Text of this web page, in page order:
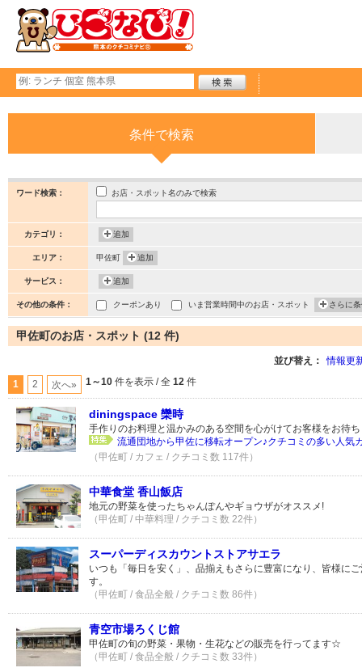
条件で検索
ワード検索： お店・スポット名のみで検索
カテゴリ： 追加
エリア： 甲佐町 追加
サービス： 追加
その他の条件： クーポンあり いま営業時間中のお店・スポット さらに
甲佐町のお店・スポット (12 件)
並び替え： 情報更
1 2 次へ» 1～10 件を表示 / 全 12 件
diningspace 欒時
手作りのお料理と温かみのある空間を心がけてお客様をお待
流通団地から甲佐に移転オープン♪クチコミの多い人気
（甲佐町 / カフェ / クチコミ数 117件）
中華食堂 香山飯店
地元の野菜を使ったちゃんぽんやギョウザがオススメ!
（甲佐町 / 中華料理 / クチコミ数 22件）
スーパーディスカウントストアサエラ
いつも「毎日を安く」、品揃えもさらに豊富になり、皆様に
す。
（甲佐町 / 食品全般 / クチコミ数 86件）
青空市場ろくじ館
甲佐町の旬の野菜・果物・生花などの販売を行ってます☆
（甲佐町 / 食品全般 / クチコミ数 33件）